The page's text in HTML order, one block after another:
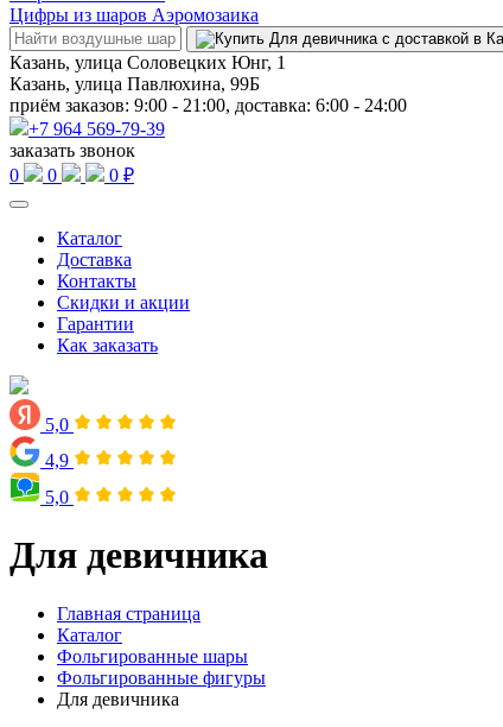
Цифры из шаров Аэромозаика
Казань, улица Соловецких Юнг, 1
Казань, улица Павлюхина, 99Б
приём заказов: 9:00 - 21:00, доставка: 6:00 - 24:00
+7 964 569-79-39
заказать звонок
0
0 0 ₽
Каталог
Доставка
Контакты
Скидки и акции
Гарантии
Как заказать
5,0
4,9
5,0
Для девичника
Главная страница
Каталог
Фольгированные шары
Фольгированные фигуры
Для девичника